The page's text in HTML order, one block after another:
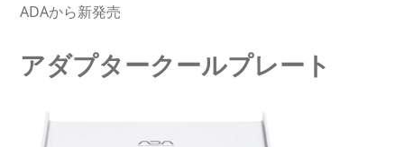
ADAから新発売
アダプタークールプレート